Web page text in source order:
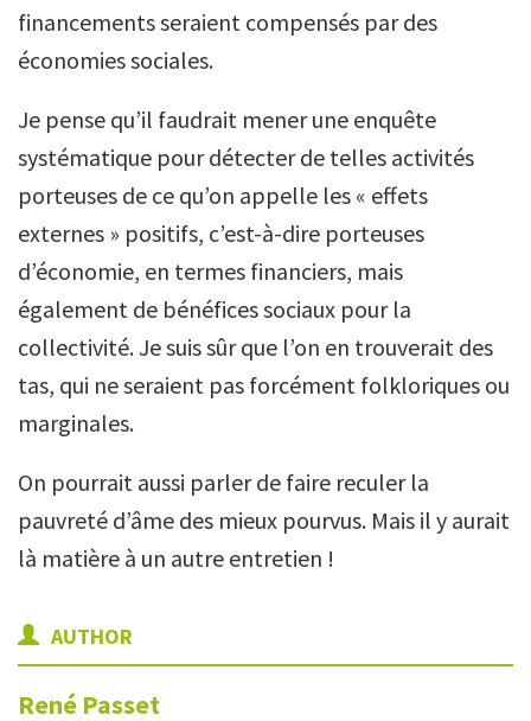
financements seraient compensés par des
économies sociales.
Je pense qu’il faudrait mener une enquête
systématique pour détecter de telles activités
porteuses de ce qu’on appelle les « effets
externes » positifs, c’est-à-dire porteuses
d’économie, en termes financiers, mais
également de bénéfices sociaux pour la
collectivité. Je suis sûr que l’on en trouverait des
tas, qui ne seraient pas forcément folkloriques ou
marginales.
On pourrait aussi parler de faire reculer la
pauvreté d’âme des mieux pourvus. Mais il y aurait
là matière à un autre entretien !
AUTHOR
René Passet